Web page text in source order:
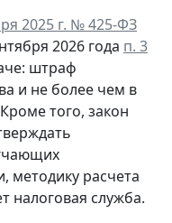
2025 г. № 425-ФЗ
2026 года п. 3
штраф
и не более чем в
того, закон
методику расчета
налоговая служба.